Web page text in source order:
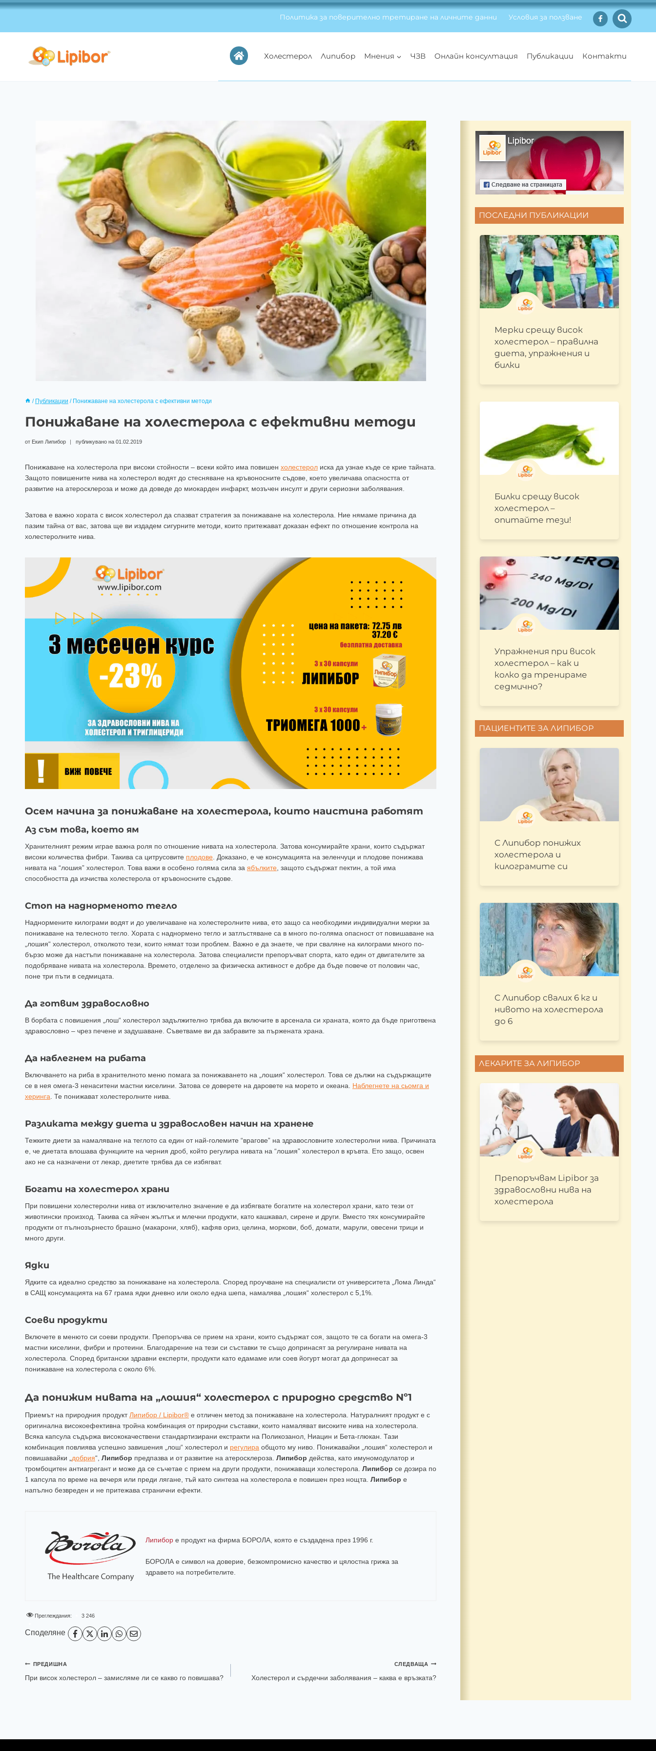
Политика за поверително третиране на личните данни Условия за ползване
Холестерол Липибор Мнения ЧЗВ Онлайн консултация Публикации Контакти
/ Публикации / Понижаване на холестерола с ефективни методи
Понижаване на холестерола с ефективни методи
от Екип Липибор публикувано на 01.02.2019
Понижаване на холестерола при високи стойности – всеки който има повишен холестерол иска да узнае къде се крие тайната.
Защото повишените нива на холестерол водят до стесняване на кръвоносните съдове, което увеличава опасността от
развитие на атеросклероза и може да доведе до миокарден инфаркт, мозъчен инсулт и други сериозни заболявания.
Затова е важно хората с висок холестерол да спазват стратегия за понижаване на холестерола. Ние нямаме причина да
пазим тайна от вас, затова ще ви издадем сигурните методи, които притежават доказан ефект по отношение контрола на
холестеролните нива.
Осем начина за понижаване на холестерола, които наистина работят
Аз съм това, което ям
Хранителният режим играе важна роля по отношение нивата на холестерола. Затова консумирайте храни, които съдържат
високи количества фибри. Такива са цитрусовите плодове . Доказано, е че консумацията на зеленчуци и плодове понижава
нивата на “лошия” холестерол. Това важи в особено голяма сила за ябълките , защото съдържат пектин, а той има
способността да изчиства холестерола от кръвоносните съдове.
Стоп на наднорменото тегло
Наднормените килограми водят и до увеличаване на холестеролните нива, ето защо са необходими индивидуални мерки за
понижаване на телесното тегло. Хората с наднормено тегло и затлъстяване са в много по-голяма опасност от повишаване на
„лошия“ холестерол, отколкото тези, които нямат този проблем. Важно е да знаете, че при сваляне на килограми много по-
бързо може да настъпи понижаване на холестерола. Затова специалисти препоръчват спорта, като един от двигателите за
подобряване нивата на холестерола. Времето, отделено за физическа активност е добре да бъде повече от половин час,
поне три пъти в седмицата.
Да готвим здравословно
В борбата с повишения „лош“ холестерол задължително трябва да включите в арсенала си храната, която да бъде приготвена
здравословно – чрез печене и задушаване. Съветваме ви да забравите за пържената храна.
Да наблегнем на рибата
Включването на риба в хранителното меню помага за понижаването на „лошия“ холестерол. Това се дължи на съдържащите
се в нея омега-3 ненаситени мастни киселини. Затова се доверете на даровете на морето и океана. Наблегнете на сьомга и
херинга . Те понижават холестеролните нива.
Разликата между диета и здравословен начин на хранене
Тежките диети за намаляване на теглото са един от най-големите “врагове” на здравословните холестеролни нива. Причината
е, че диетата влошава функциите на черния дроб, който регулира нивата на “лошия” холестерол в кръвта. Ето защо, освен
ако не са назначени от лекар, диетите трябва да се избягват.
Богати на холестерол храни
При повишени холестеролни нива от изключително значение е да избягвате богатите на холестерол храни, като тези от
животински произход. Такива са яйчен жълтък и млечни продукти, като кашкавал, сирене и други. Вместо тях консумирайте
продукти от пълнозърнесто брашно (макарони, хляб), кафяв ориз, целина, моркови, боб, домати, марули, овесени трици и
много други.
Ядки
Ядките са идеално средство за понижаване на холестерола. Според проучване на специалисти от университета „Лома Линда“
в САЩ консумацията на 67 грама ядки дневно или около една шепа, намалява „лошия“ холестерол с 5,1%.
Соеви продукти
Включете в менюто си соеви продукти. Препоръчва се прием на храни, които съдържат соя, защото те са богати на омега-3
мастни киселини, фибри и протеини. Благодарение на тези си съставки те също допринасят за регулиране нивата на
холестерола. Според британски здравни експерти, продукти като едамаме или соев йогурт могат да допринесат за
понижаване на холестерола с около 6%.
Да понижим нивата на „лошия“ холестерол с природно средство Nº1
Приемът на природния продуктЛипибор / Lipibor® е отличен метод за понижаване на холестерола. Натуралният продукт е с
оригинална високоефективна тройна комбинация от природни съставки, които намаляват високите нива на холестерола.
Всяка капсула съдържа висококачествени стандартизирани екстракти на Поликозанол, Ниацин и Бета-глюкан. Тази
комбинация повлиява успешно завишения „лош“ холестерол и регулира общото му ниво. Понижавайки „лошия“ холестерол и
повишавайки „ добрия“, Липибор предпазва и от развитие на атеросклероза. Липибор действа, като имуномодулатор и
тромбоцитен антиагрегант и може да се съчетае с прием на други продукти, понижаващи холестерола. Липибор се дозира по
1 капсула по време на вечеря или преди лягане, тъй като синтеза на холестерола е повишен през нощта. Липибор е
напълно безвреден и не притежава странични ефекти.
Липибор е продукт на фирма БОРОЛА , която е създадена през 1996 г.
БОРОЛА е символ на доверие, безкомпромисно качество и цялостна грижа за
здравето на потребителите
Преглеждания: 3 246
Споделяне
ПРЕДИШНА
При висок холестерол – замисляме ли се какво го повишава?
СЛЕДВАЩА
Холестерол и сърдечни заболявания – каква е връзката?
ПОСЛЕДНИ ПУБЛИКАЦИИ
Мерки срещу висок
холестерол – правилна
диета, упражнения и
билки
Билки срещу висок
холестерол –
опитайте тези!
Упражнения при висок
холестерол – как и
колко да тренираме
седмично?
ПАЦИЕНТИТЕ ЗА ЛИПИБОР
С Липибор понижих
холестерола и
килограмите си
С Липибор свалих 6 кг и
нивото на холестерола
до 6
ЛЕКАРИТЕ ЗА ЛИПИБОР
Препоръчвам Lipibor за
здравословни нива на
холестерола